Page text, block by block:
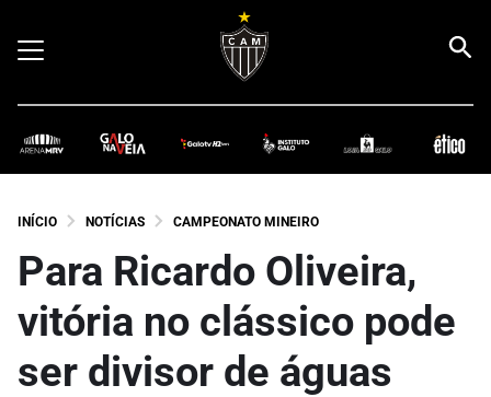
INÍCIO NOTÍCIAS CAMPEONATO MINEIRO
Para Ricardo Oliveira,
vitória no clássico pode
ser divisor de águas